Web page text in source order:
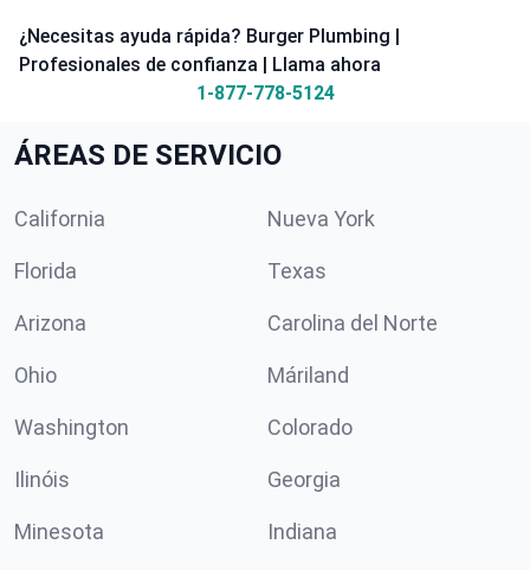
¿Necesitas ayuda rápida? Burger Plumbing |
Profesionales de confianza | Llama ahora
1-877-778-5124
ÁREAS DE SERVICIO
California Nueva York
Florida Texas
Arizona Carolina del Norte
Ohio Máriland
Washington Colorado
Ilinóis Georgia
Minesota Indiana